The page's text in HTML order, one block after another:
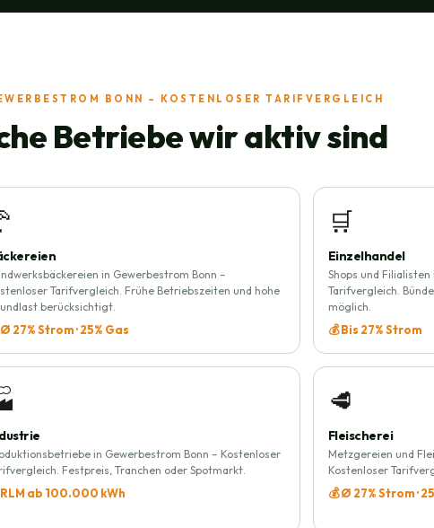
BONN – KOSTENLOSER TARIFVERGLEICH
Betriebe wir aktiv sind
in Gewerbestrom Bonn –
Tarifvergleich. Frühe Betriebszeiten und hohe
berücksichtigt.
Ø 27% Strom · 25% Gas
🛒
Einzelhandel
Shops und
Tarifvergleich.
möglich.
💰 Bis 27% Strom
in Gewerbestrom Bonn – Kostenloser
Festpreis, Tranchen oder Spotmarkt.
RLM ab 100.000 kWh
🥩
Fleischerei
Metzgereien und
Kostenloser
💰 Ø 27% Strom ·